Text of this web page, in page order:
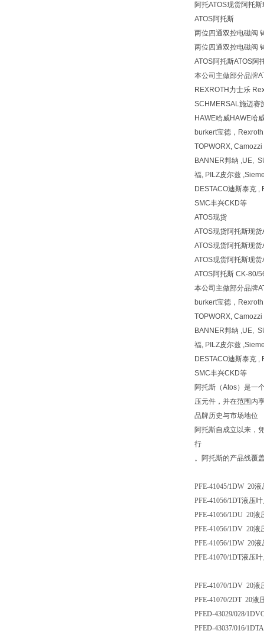
阿托ATOS现货阿托斯
ATOS阿托斯
两位四通双控电磁阀
两位四通双控电磁阀
ATOS阿托斯ATOS阿
本公司主做部分品牌
REXROTH力士乐
SCHMERSAL施迈赛
HAWE哈威HAWE哈
burkert宝德，
TOPWORX,
BANNER邦纳 ,UE,
福, PILZ皮尔兹
DESTACO迪斯泰克
SMC丰兴CKD等
ATOS现货
ATOS现货阿托斯现
ATOS现货阿托斯现
ATOS现货阿托斯现
ATOS阿托斯 CK-80/
本公司主做部分品牌
burkert宝德，
TOPWORX,
BANNER邦纳 ,UE,
福, PILZ皮尔兹
DESTACO迪斯泰克
SMC丰兴CKD等
阿托斯（Atos）是一
压元件，并在范围内
品牌历史与市场地位
阿托斯自成立以来，
行‌
。阿托斯的产品线覆
PFE-41045/1DW 20
PFE-41056/1DT液压
PFE-41056/1DU 20液
PFE-41056/1DV 20液
PFE-41056/1DW 20
PFE-41070/1DT液压
PFE-41070/1DV 20液
PFE-41070/2DT 20液
PFED-43029/028/
PFED-43037/016/